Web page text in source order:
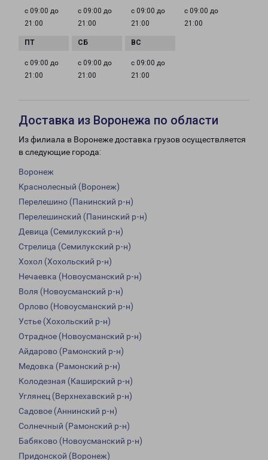
с 09:00 до
21:00
с 09:00 до
21:00
с 09:00 до
21:00
с 09:00 до
21:00
с 09:00 до
21:00
с 09:00 до
21:00
с 09:00 до
21:00
Доставка из Воронежа по области
Из филиала в Воронеже доставка грузов осуществляется
в следующие города:
Воронеж
Краснолесный (Воронеж)
Перелешино (Панинский р-н)
Перелешинский (Панинский р-н)
Девица (Семилукский р-н)
Стрелица (Семилукский р-н)
Хохол (Хохольский р-н)
Нечаевка (Новоусманский р-н)
Воля (Новоусманский р-н)
Орлово (Новоусманский р-н)
Устье (Хохольский р-н)
Отрадное (Новоусманский р-н)
Айдарово (Рамонский р-н)
Медовка (Рамонский р-н)
Колодезная (Каширский р-н)
Углянец (Верхнехавский р-н)
Садовое (Аннинский р-н)
Солнечный (Рамонский р-н)
Бабяково (Новоусманский р-н)
Придонской (Воронеж)